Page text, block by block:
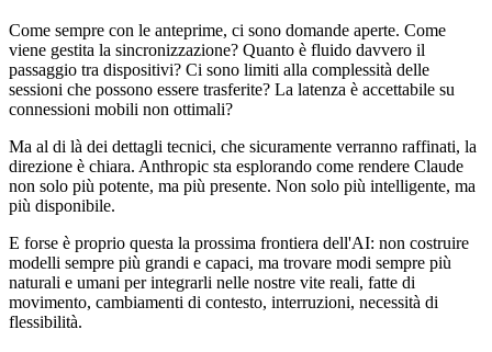
Come sempre con le anteprime, ci sono domande aperte. Come
viene gestita la sincronizzazione? Quanto è fluido davvero il
passaggio tra dispositivi? Ci sono limiti alla complessità delle
sessioni che possono essere trasferite? La latenza è accettabile su
connessioni mobili non ottimali?
Ma al di là dei dettagli tecnici, che sicuramente verranno raffinati, la
direzione è chiara. Anthropic sta esplorando come rendere Claude
non solo più potente, ma più presente. Non solo più intelligente, ma
più disponibile.
E forse è proprio questa la prossima frontiera dell'AI: non costruire
modelli sempre più grandi e capaci, ma trovare modi sempre più
naturali e umani per integrarli nelle nostre vite reali, fatte di
movimento, cambiamenti di contesto, interruzioni, necessità di
flessibilità.